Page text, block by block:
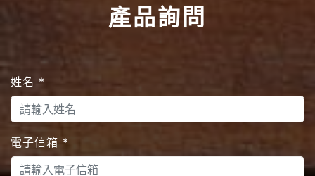
產品詢問
姓名 *
電子信箱 *